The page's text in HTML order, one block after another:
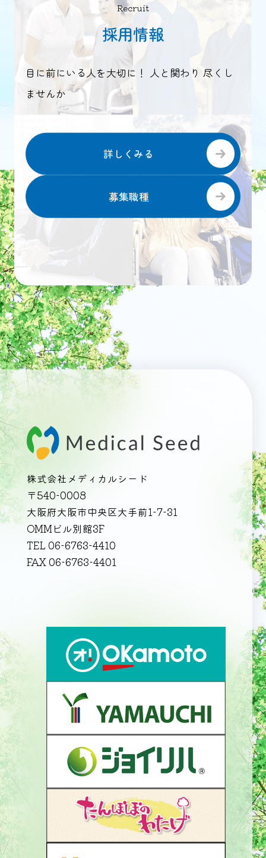
Recruit
採用情報
目に前にいる人を大切に！ 人と関わり 尽くし
ませんか
詳しくみる
募集職種
株式会社メディカルシード
〒540-0008
大阪府大阪市中央区大手前1-7-31
OMMビル別館3F
TEL 06-6763-4410
FAX 06-6763-4401